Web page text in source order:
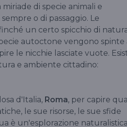
di specie animali e
o di passaggio. Le
un certo spicchio di
autoctone vengono spinte
le nicchie lasciate vuote.
e ambiente cittadino:
d'Italia, Roma, per capire
le sue risorse, le sue sfide
è un'esplorazione naturalistica